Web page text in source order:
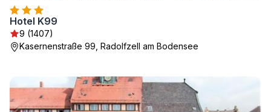
Hotel K99
9 (1407)
Kasernenstraße 99, Radolfzell am Bodensee